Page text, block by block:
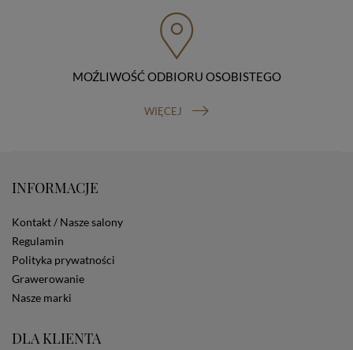
organu nadzorczego (Prezesa Urzędu Ochrony Danych
Osobowych, ul. Stawki 2, 00-193 Warszawa) oraz
prawo do cofnięcia zgody na przetwarzanie danych
osobowych (masz prawo cofnięcia zgody na
przetwarzanie danych w dowolnym momencie;
przetwarzania, którego dokonano na podstawie Twojej
zgody przed jej cofnięciem). W celu wykonania swoich
nie podasz danych, nie będziesz mógł przeglądać
zawartości naszej strony
Zautomatyzowane podejmowanie decyzji
Na stronie Sklepu są wykorzystywane pliki cookies.
Stosowane są one w celach zapewnienia maksymalnej
wygody wszystkich użytkowników (w tym Kupujących)
przy korzystaniu ze Sklepu (zapamiętywanie
preferencji i ustawień na stronie, zbieranie
anonimowych danych dla celów reklamowych i
portale społecznościowe, np. Facebook). Korzystanie
MOŹLIWOŚĆ ODBIORU OSOBISTEGO
WIĘCEJ
INFORMACJE
Kontakt / Nasze salony
Regulamin
Polityka prywatności
Grawerowanie
Nasze marki
DLA KLIENTA